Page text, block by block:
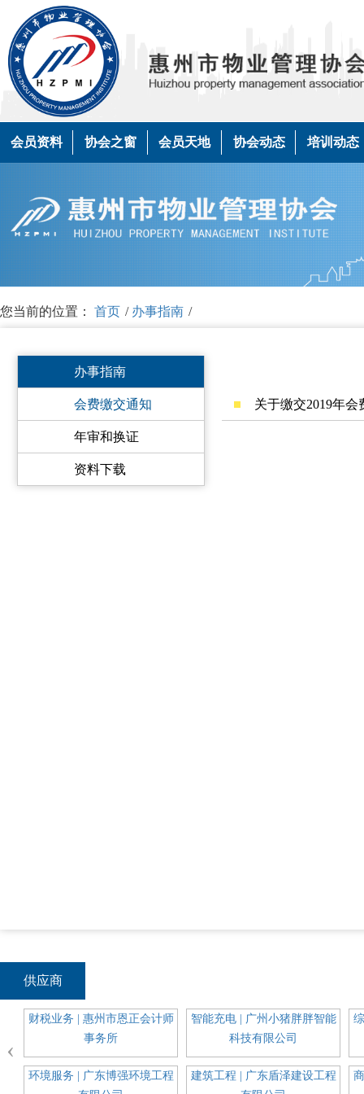
会员资料 协会之窗 会员天地 协会动态 培训动态
您当前的位置： 首页 / 办事指南 /
办事指南
会费缴交通知
年审和换证
资料下载
关于缴交2019年会
供应商
‹
财税业务 | 惠州市恩正会计师
事务所
环境服务 | 广东博强环境工程
智能充电 | 广州小猪胖胖智能
科技有限公司
建筑工程 | 广东盾泽建设工程